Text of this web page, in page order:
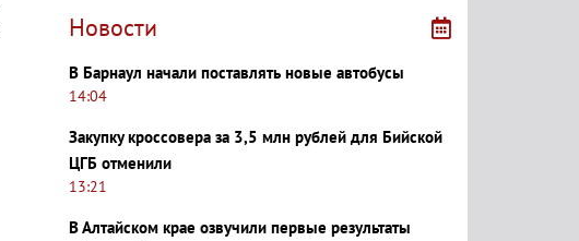
Новости
В Барнаул начали поставлять новые автобусы
14:04
Закупку кроссовера за 3,5 млн рублей для Бийской
ЦГБ отменили
13:21
В Алтайском крае озвучили первые результаты